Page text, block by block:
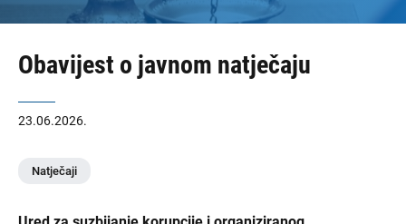
Obavijest o javnom natječaju
23.06.2026.
Natječaji